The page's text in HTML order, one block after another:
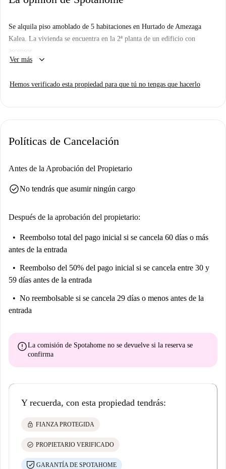
Se alquila piso amoblado de 5 habitaciones en Hurtado de Amezaga
Kalea. La vivienda se encuentra en la 2ª planta de un edificio con
ascensor.
Ver más keyboard_arrow_down
Hemos verificado esta propiedad para que tú no tengas que hacerlo
Políticas de Cancelación
Antes de la Aprobación del Propietario
check_circleNo tendrás que asumir ningún cargo
Después de la aprobación del propietario:
Reembolso total del pago inicial si se cancela 60 días o más
antes de la entrada
Reembolso del 50% del pago inicial si se cancela entre 30 y
59 días antes de la entrada
No reembolsable si se cancela 29 días o menos antes de la
entrada
errorLa comisión de Spotahome no se devuelve si la reserva se
confirma
Y recuerda, con esta propiedad tendrás:
lock FIANZA PROTEGIDA
check_circle PROPIETARIO VERIFICADO
GARANTÍA DE SPOTAHOME